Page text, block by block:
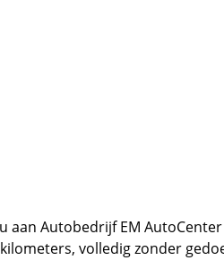
aan Autobedrijf EM
volledig zonder